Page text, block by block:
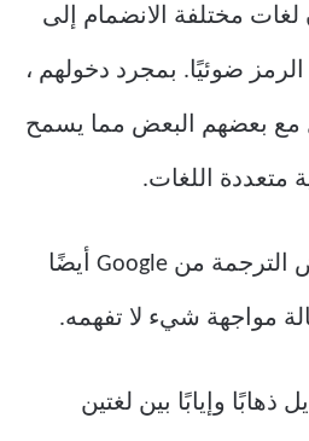
مختلفة الانضمام إلى
ضوئيًا. بمجرد دخولهم ،
مع بعضهم البعض مما يسمح
متعددة اللغات.
من ناحية أخرى ، تعرض الترجمة من Google أيضًا
مواجهة شيء لا تفهمه.
وإيابًا بين لغتين